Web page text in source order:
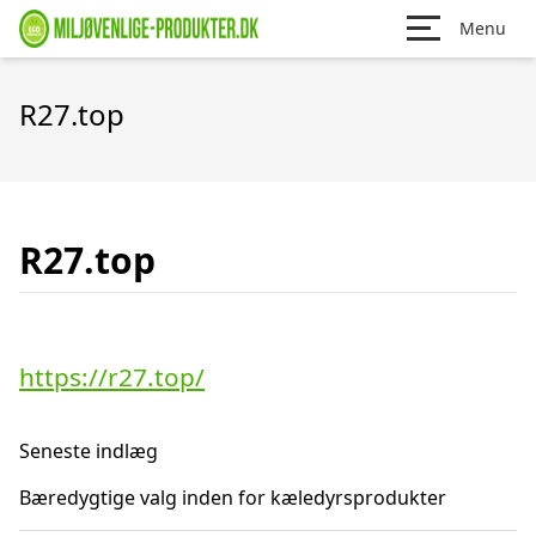
Menu
R27.top
R27.top
https://r27.top/
Seneste indlæg
Bæredygtige valg inden for kæledyrsprodukter